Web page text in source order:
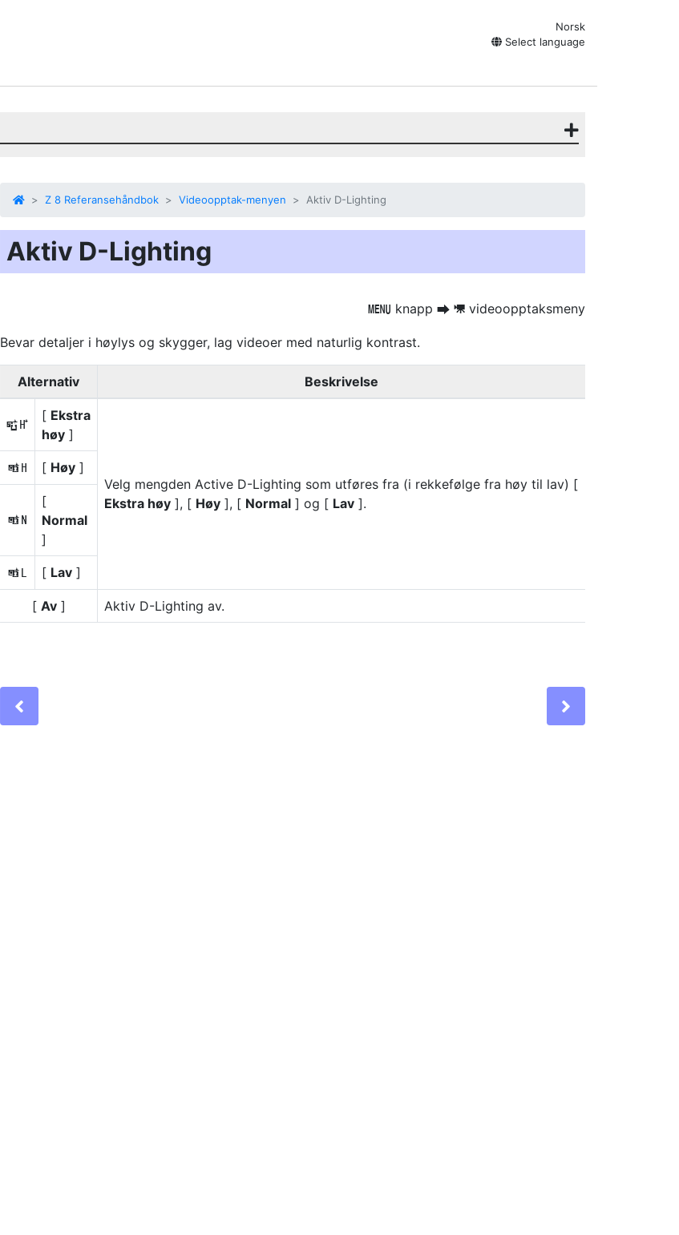
Norsk
Select language
Z 8 Referansehåndbok Videoopptak-menyen Aktiv D-Lighting
Aktiv D-Lighting
G knapp U 1 videoopptaksmeny
Bevar detaljer i høylys og skygger, lag videoer med naturlig kontrast.
Alternativ Beskrivelse
Z
[ Ekstra
høy ]
Velg mengden Active D-Lighting som utføres fra (i rekkefølge fra høy til lav) [
Ekstra høy ], [ Høy ], [ Normal ] og [ Lav ].
P [ Høy ]
Q
[
Normal
]
R [ Lav ]
[ Av] Aktiv D-Lighting av.